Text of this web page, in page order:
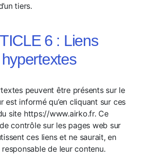
tiers.
6 : Liens
hypertextes
peuvent être présents sur le
est informé qu’en cliquant sur ces
site https://www.airko.fr. Ce
contrôle sur les pages web sur
ces liens et ne saurait, en
de leur contenu.